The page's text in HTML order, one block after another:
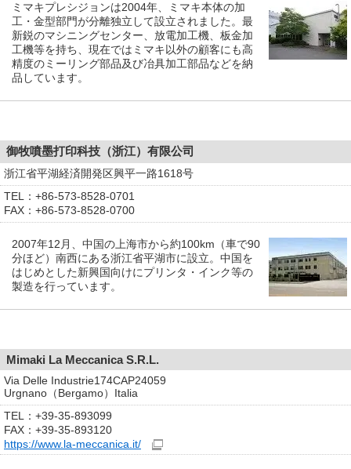
ミマキプレシジョンは2004年、ミマキ本体の加
工・金型部門が分離独立して設立されました。最
新鋭のマシニングセンター、放電加工機、板金加
工機等を持ち、現在ではミマキ以外の顧客にも高
精度のミーリング部品及び冶具加工部品などを納
品しています。
御牧噴墨打印科技（浙江）有限公司
浙江省平湖経済開発区興平一路1618号
TEL：+86-573-8528-0701
FAX：+86-573-8528-0700
2007年12月、中国の上海市から約100km（車で90
分ほど）南西にある浙江省平湖市に設立。中国を
はじめとした新興国向けにプリンタ・インク等の
製造を行っています。
Mimaki La Meccanica S.R.L.
Via Delle Industrie174CAP24059
Urgnano（Bergamo）Italia
TEL：+39-35-893099
FAX：+39-35-893120
https://www.la-meccanica.it/